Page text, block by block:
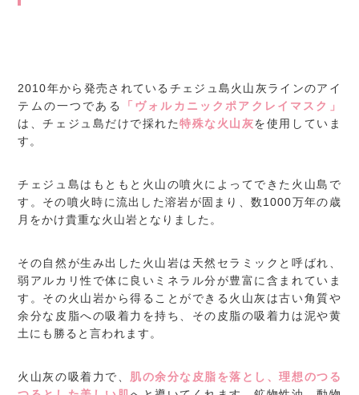
2010年から発売されているチェジュ島火山灰ラインのアイ
テムの一つである
「ヴォルカニックポアクレイマスク」
は、チェジュ島だけで採れた特殊な火山灰を使用していま
す。
チェジュ島はもともと火山の噴火によってできた火山島で
す。その噴火時に流出した溶岩が固まり、数1000万年の歳
月をかけ貴重な火山岩となりました。
その自然が生み出した火山岩は天然セラミックと呼ばれ、
弱アルカリ性で体に良いミネラル分が豊富に含まれていま
す。その火山岩から得ることができる火山灰は古い角質や
余分な皮脂への吸着力を持ち、その皮脂の吸着力は泥や黄
土にも勝ると言われます。
火山灰の吸着力で、 肌の余分な皮脂を落とし、理想のつる